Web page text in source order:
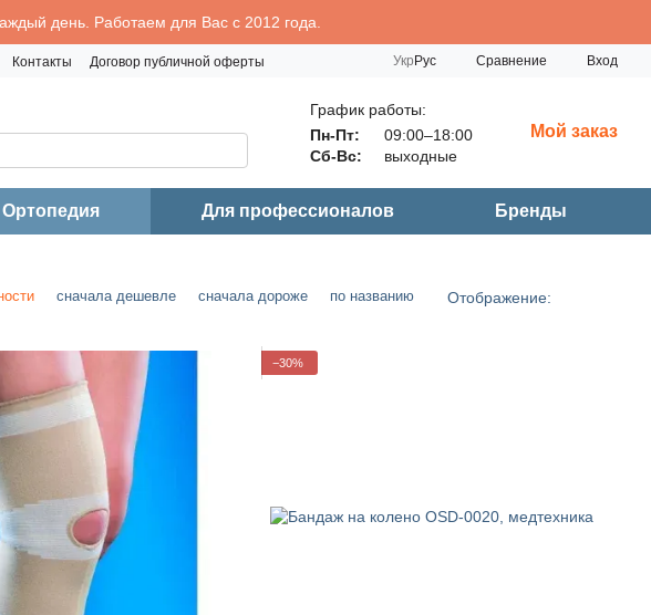
день. Работаем для Вас с 2012 года.
Контакты
Договор публичной оферты
Укр Рус Сравнение Вход
График работы:
Пн-Пт:
09:00–18:00
Сб-Вс:
выходные
Мой заказ
Ортопедия Для профессионалов Бренды
сначала дешевле сначала дороже по названию Отображение:
−30%